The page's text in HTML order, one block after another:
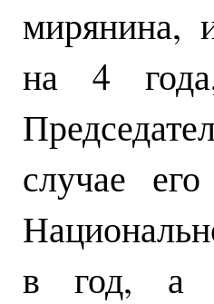
мирянина,
на 4
случае
в год, а